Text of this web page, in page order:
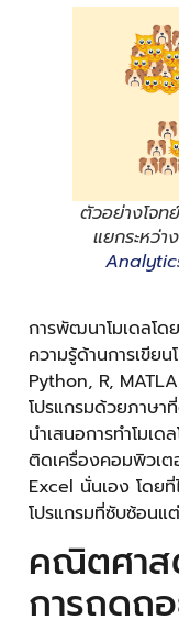
ตัวอย่างโจท
แยกระหว่
การพัฒนาโมเดลโด
ความรู้ด้านการเขีย
Python, R,
โปรแกรมด้วยภาษา
นำเสนอการทำโมเ
ติดเครื่องคอมพิวเ
Excel นั่นเอง โดยที่
โปรแกรมที่ซับซ้อนแ
คณิตศาส
การถดถ